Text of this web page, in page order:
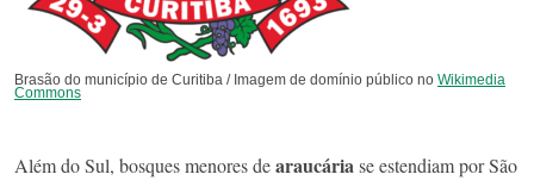
Brasão do município de Curitiba / Imagem de domínio público no Wikimedia
Commons
Além do Sul, bosques menores dearaucáriase estendiam porSão